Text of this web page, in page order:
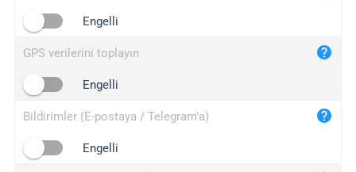
iplogger.info
Engelli
GPS verilerini toplayın
Engelli
Bildirimler (E-postaya / Telegram'a)
Engelli